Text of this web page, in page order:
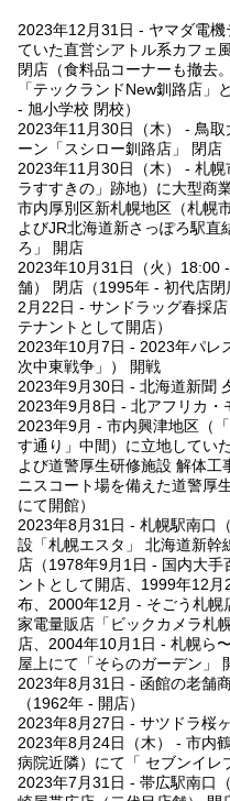
2023年12月31日 - ヤマダ電
ていた直営シアトル系カフェ
閉店（食料品コーナーも撤去
「テックランドNew釧路店」
- 旭小学校 閉校）
2023年11月30日（木） - 鳥
ーン「スシロー釧路店」 閉店
2023年11月30日（木） - 札
ラすすきの」跡地）に大型商
市内厚別区新札幌地区（札幌
よびJR北海道新さっぽろ駅直
ろ」 開店
2023年10月31日（火）18:00
舗） 閉店（1995年 - 初代店
2月22日 - サンドラッグ春採
テナントとして開店）
2023年10月7日 - 2023年パレ
次中東戦争」） 開戦
2023年9月30日 - 北海道新聞
2023年9月8日 - 北アフリカ・
2023年9月 - 市内興津地区（
す通り」中間）に立地してい
よび道警厚生研修施設 解体
ニスコート場を備えた道警厚
にて開館）
2023年8月31日 - 札幌駅南口
設「札幌エスタ」 北海道新幹
店（1978年9月1日 - 国内大
ントとして開店、1999年12
布、2000年12月 - そごう札
家電量販店「ビックカメラ札
店、2004年10月1日 - 札幌ら
屋上にて「そらのガーデン」
2023年8月31日 - 函館の老舗
（1962年 - 開店）
2023年8月27日 - サツドラ桜
2023年8月24日（木） - 市内
病院近隣）にて「 セブンイ
2023年7月31日 - 帯広駅南口